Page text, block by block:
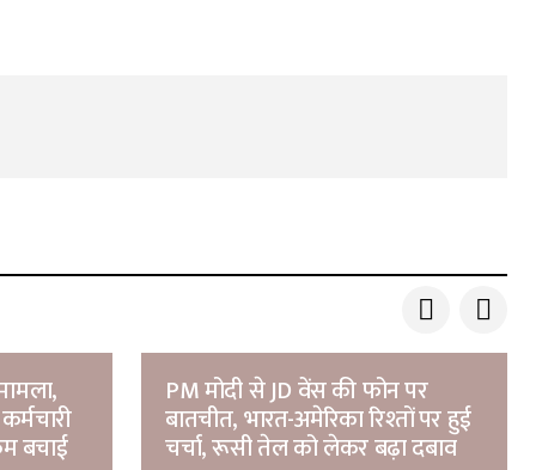
बचाई
PM मोदी से JD वेंस की फोन पर
बातचीत, भारत-अमेरिका रिश्तों पर हुई
चर्चा, रूसी तेल को लेकर बढ़ा दबाव